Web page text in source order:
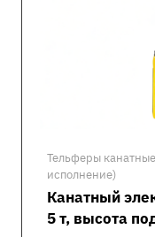
Тельферы
исполнение)
Канатный
5 т, высота